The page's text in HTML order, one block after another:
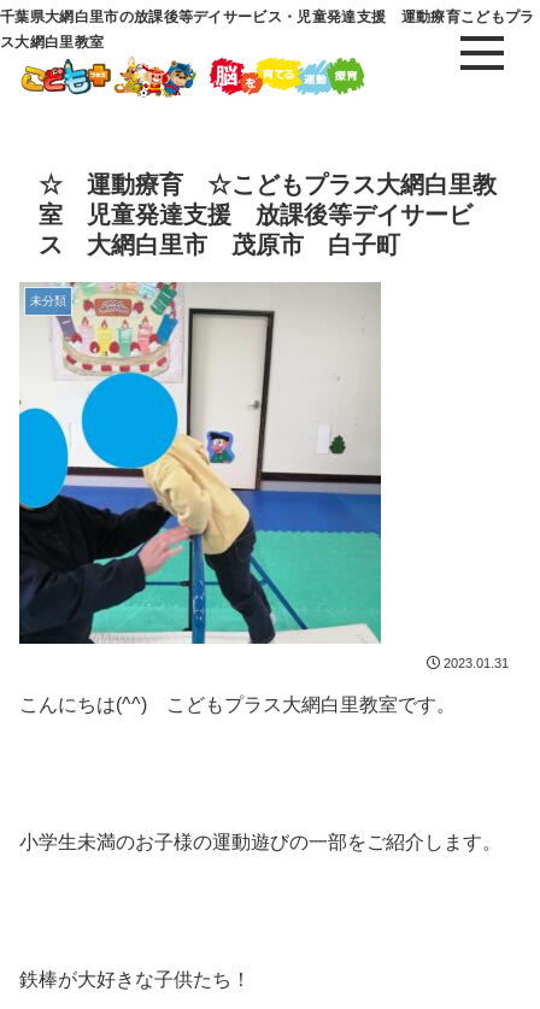
千葉県大網白里市の放課後等デイサービス・児童発達支援 運動療育こどもプラ
ス大網白里教室
☆ 運動療育 ☆こどもプラス大網白里教
室 児童発達支援 放課後等デイサービ
ス 大網白里市 茂原市 白子町
未分類
2023.01.31
こんにちは(^^) こどもプラス大網白里教室です。
小学生未満のお子様の運動遊びの一部をご紹介します。
鉄棒が大好きな子供たち！